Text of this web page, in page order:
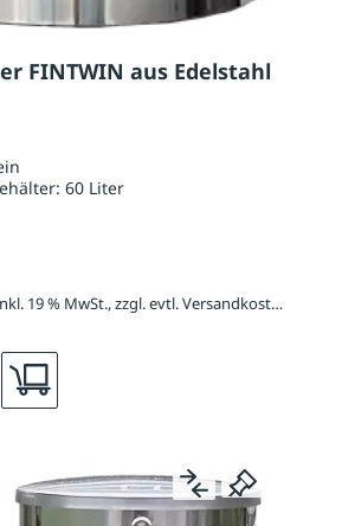
FINTWIN aus Edelstahl
60 Liter
1.251,88 € / Stück inkl. 19 % MwSt., zzgl. evtl. Versandkosten